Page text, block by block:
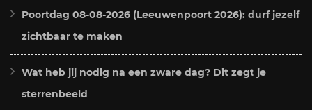
Poortdag 08-08-2026 (Leeuwenpoort 2026): durf jezelf
zichtbaar te maken
Wat heb jij nodig na een zware dag? Dit zegt je
sterrenbeeld